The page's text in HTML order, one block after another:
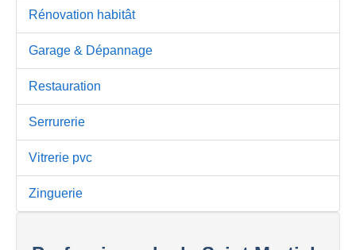
Rénovation habitât
Garage & Dépannage
Restauration
Serrurerie
Vitrerie pvc
Zinguerie